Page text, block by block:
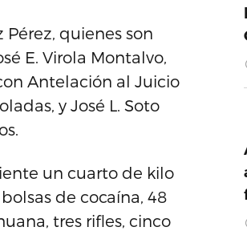
quienes son
E. Virola Montalvo,
Antelación al Juicio
y José L. Soto
un cuarto de kilo
de cocaína, 48
tres rifles, cinco